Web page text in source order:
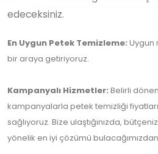
edeceksiniz.
En Uygun Petek Temizleme: Uygun
bir araya getiriyoruz.
Kampanyalı Hizmetler: Belirli
kampanyalarla petek temizliği
sağlıyoruz. Bize ulaştığınızda,
yönelik en iyi çözümü